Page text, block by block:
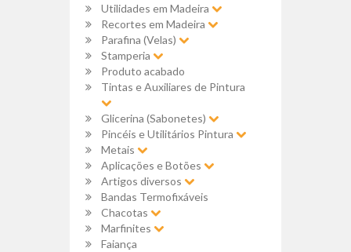
Utilidades em Madeira
Recortes em Madeira
Parafina (Velas)
Stamperia
Produto acabado
Tintas e Auxiliares de Pintura
Glicerina (Sabonetes)
Pincéis e Utilitários Pintura
Metais
Aplicações e Botões
Artigos diversos
Bandas Termofixáveis
Chacotas
Marfinites
Faiança